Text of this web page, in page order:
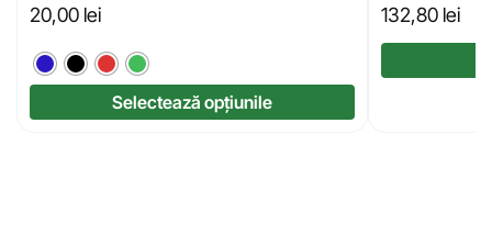
20,00 lei
Selectează opțiunile
132,80 lei